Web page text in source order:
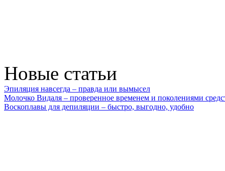
Новые статьи
Эпиляция навсегда – правда или вымысел
Молочко Видаля – проверенное временем и поколениями
Воскоплавы для депиляции – быстро, выгодно, удобно